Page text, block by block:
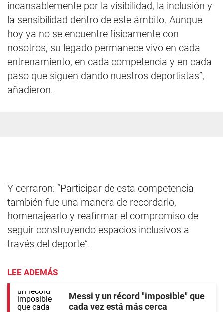
incansablemente por la visibilidad, la inclusión y
la sensibilidad dentro de este ámbito. Aunque
hoy ya no se encuentre físicamente con
nosotros, su legado permanece vivo en cada
entrenamiento, en cada competencia y en cada
paso que siguen dando nuestros deportistas”,
añadieron.
Y cerraron: “Participar de esta competencia
también fue una manera de recordarlo,
homenajearlo y reafirmar el compromiso de
seguir construyendo espacios inclusivos a
través del deporte”.
LEE ADEMÁS
Messi y un récord "imposible" que
cada vez está más cerca